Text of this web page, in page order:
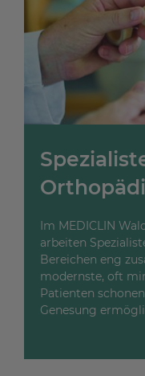
Im MEDICLIN
arbeiten
Bereichen eng
modernste, oft
Patienten
Genesung